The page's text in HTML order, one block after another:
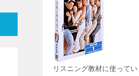
リスニング教材に使って